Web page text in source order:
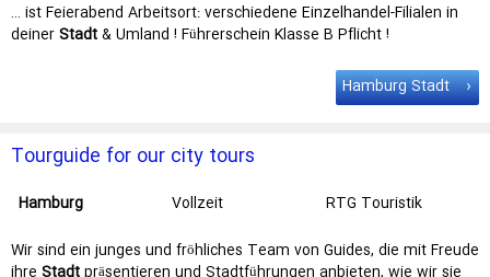
… ist Feierabend Arbeitsort: verschiedene Einzelhandel-Filialen in
deinerStadt& Umland ! Führerschein Klasse B Pflicht !
Bestandsaufnahme von
Warenbeständen Arbeitszeiten: 3 - 5 Tage / Woche …
Hamburg Stadt
Tourguide for our city tours
Hamburg Vollzeit
RTG Touristik
Wir sind ein junges und fröhliches Team von Guides, die mit Freude